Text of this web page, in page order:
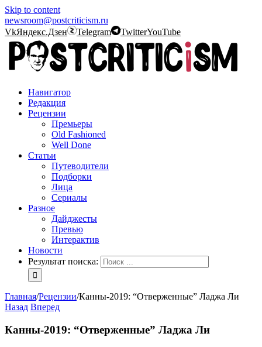
Skip to content
newsroom@postcriticism.ru
VkЯндекс.Дзен Telegram TwitterYouTube
Навигатор
Редакция
Рецензии
Премьеры
Old Fashioned
Well Done
Статьи
Путеводители
Подборки
Лица
Сериалы
Разное
Дайджесты
Превью
Интерактив
Новости
Результат поиска:
Главная/Рецензии/Канны-2019: “Отверженные” Ладжа Ли
Назад Вперед
Канны-2019: “Отверженные” Ладжа Ли